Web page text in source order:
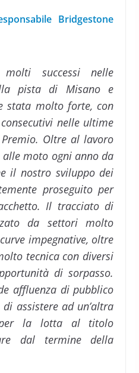
Bridgestone
molti successi nelle
pista di Misano e
stata molto forte, con
nelle ultime
Oltre al lavoro
moto ogni anno da
il nostro sviluppo dei
proseguito per
Il tracciato di
da settori molto
impegnative, oltre
tecnica con diversi
di sorpasso.
affluenza di pubblico
assistere ad un’altra
per la lotta al titolo
dal termine della